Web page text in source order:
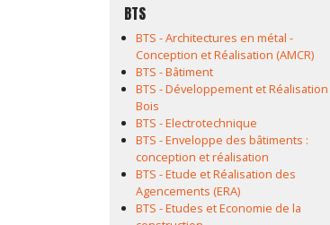
BTS
BTS - Architectures en métal -
Conception et Réalisation (AMCR)
BTS - Bâtiment
BTS - Développement et Réalisation
Bois
BTS - Electrotechnique
BTS - Enveloppe des bâtiments :
conception et réalisation
BTS - Etude et Réalisation des
Agencements (ERA)
BTS - Etudes et Economie de la